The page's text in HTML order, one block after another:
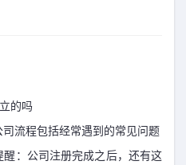
的吗
流程包括经常遇到的常见问题
：公司注册完成之后，还有这